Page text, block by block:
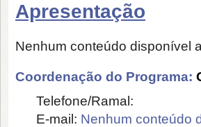
Apresentação
Nenhum conteúdo disponível
Coordenação do Programa:
Telefone/Ramal:
E-mail: Nenhum conteúdo